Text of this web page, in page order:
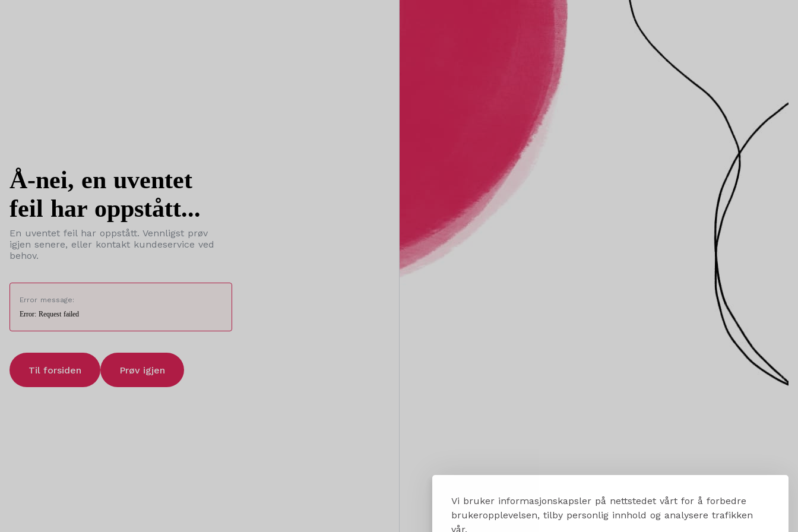
Vi bruker informasjonskapsler på nettstedet vårt for å forbedre
brukeropplevelsen, tilby personlig innhold og analysere trafikken
vår.
Å-nei, en uventet
feil har oppstått...
En uventet feil har oppstått. Vennligst prøv
igjen senere, eller kontakt kundeservice ved
behov.
Error message:
Error: Request failed
Til forsiden Prøv igjen